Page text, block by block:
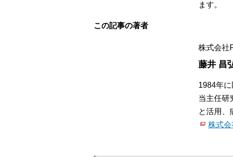
ます。
この記事の著者
株式会
藤井 昌
1984年
当主任研
と活用、
株式